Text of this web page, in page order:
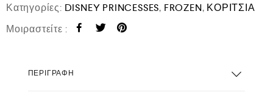
Κατηγορίες: DISNEY PRINCESSES, FROZEN, ΚΟΡΙΤΣΙΑ
Μοιραστείτε :
ΠΕΡΙΓΡΑΦΉ